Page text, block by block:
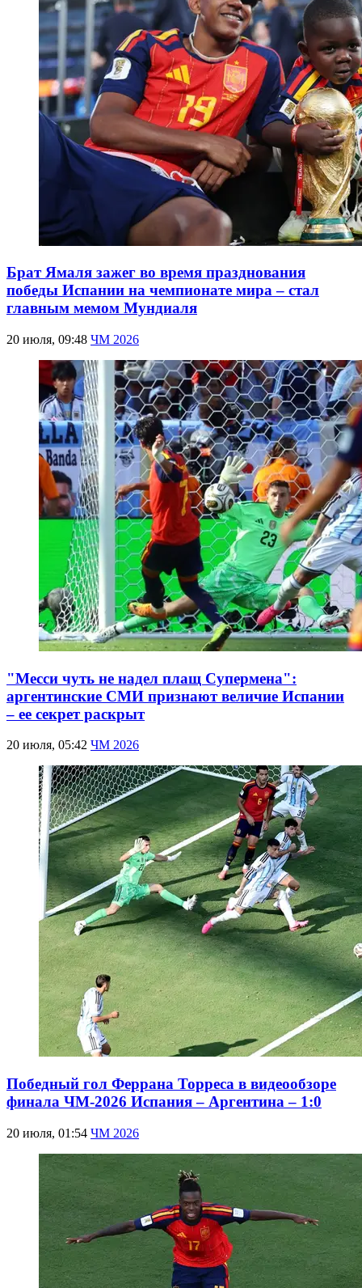
Брат Ямаля зажег во время празднования
победы Испании на чемпионате мира – стал
главным мемом Мундиаля
20 июля, 09:48 ЧМ 2026
"Месси чуть не надел плащ Супермена":
аргентинские СМИ признают величие Испании
– ее секрет раскрыт
20 июля, 05:42 ЧМ 2026
Победный гол Феррана Торреса в видеообзоре
финала ЧМ-2026 Испания – Аргентина – 1:0
20 июля, 01:54 ЧМ 2026